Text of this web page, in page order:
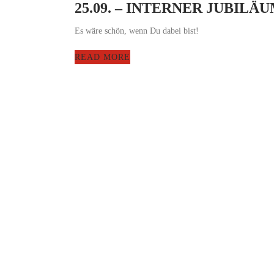
25.09. – INTERNER
Es wäre schön, wenn Du dabei bist!
READ MORE